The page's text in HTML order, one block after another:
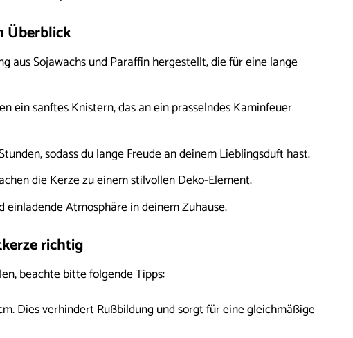
Überblick
aus Sojawachs und Paraffin hergestellt, die für eine lange
ein sanftes Knistern, das an ein prasselndes Kaminfeuer
sodass du lange Freude an deinem Lieblingsduft hast.
die Kerze zu einem stilvollen Deko-Element.
Atmosphäre in deinem Zuhause.
richtig
beachte bitte folgende Tipps:
Dies verhindert Rußbildung und sorgt für eine gleichmäßige